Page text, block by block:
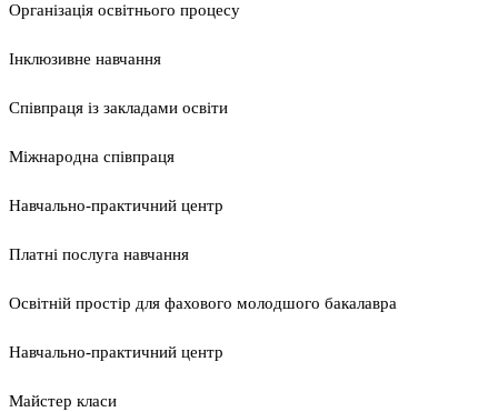
Організація освітнього процесу
Інклюзивне навчання
Співпраця із закладами освіти
Міжнародна співпраця
Навчально-практичний центр
Платні послуга навчання
Освітній простір для фахового молодшого бакалавра
Навчально-практичний центр
Майстер класи